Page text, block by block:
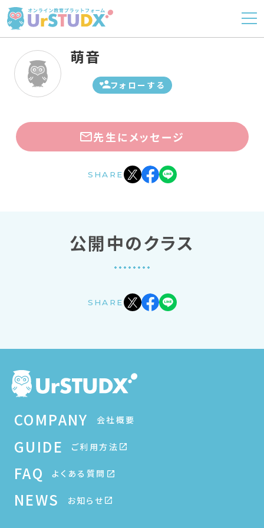
フォローする
萌音
先生にメッセージ
SHARE
公開中のクラス
SHARE
COMPANY 会社概要
GUIDE ご利用方法
FAQ よくある質問
NEWS お知らせ